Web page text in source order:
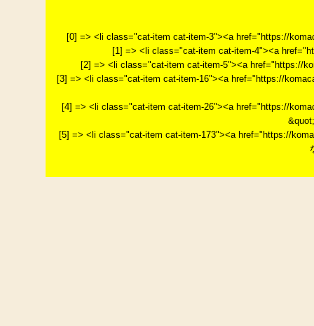
[0] => <li class="cat-item cat-item-3"><a href="https://
[1] => <li class="cat-item cat-item-4"><a
[2] => <li class="cat-item cat-item-5"><a href="https://
[3] => <li class="cat-item cat-item-16"><a href="https://
[4] => <li class="cat-item cat-item-26"><a href="https://
[5] => <li class="cat-item cat-item-173"><a href="https://